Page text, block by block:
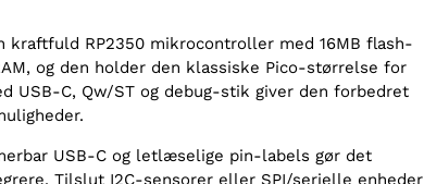
kraftfuld RP2350 mikrocontroller med 16MB flash-
og den holder den klassiske Pico-størrelse for
USB-C, Qw/ST og debug-stik giver den forbedret
USB-C og letlæselige pin-labels gør det
Tilslut I2C-sensorer eller SPI/serielle enheder